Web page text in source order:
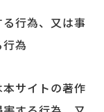
行為、又は事
為
サイトの著作